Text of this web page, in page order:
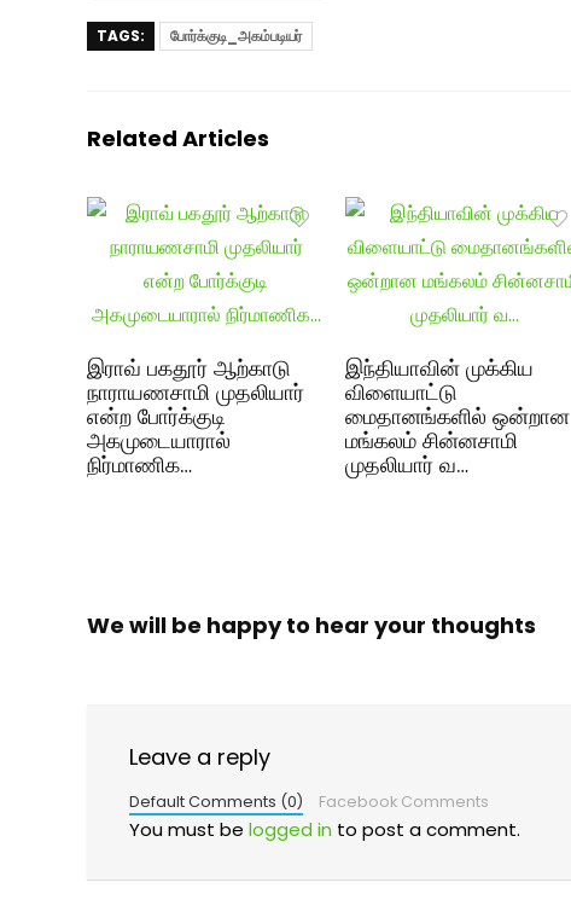
TAGS: போர்க்குடி_அகம்படியர்
Related Articles
இராவ் பகதூர் ஆற்காடு
நாராயணசாமி முதலியார்
என்ற போர்க்குடி
அகமுடையாரால்
நிர்மாணிக…
இந்தியாவின் முக்கிய
விளையாட்டு
மைதானங்களில் ஒன்றான
மங்கலம் சின்னசாமி
முதலியார் வ…
We will be happy to hear your thoughts
Leave a reply
Default Comments (0) Facebook Comments
You must be logged in to post a comment.